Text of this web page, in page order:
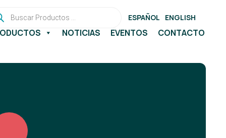
ESPAÑOL ENGLISH
NOTICIAS EVENTOS CONTACTO